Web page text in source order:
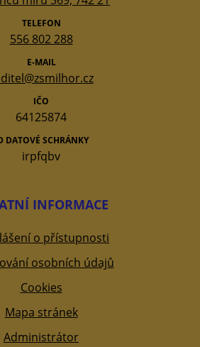
TELEFON
556 802 288
E-MAIL
IČO
64125874
DATOVÉ SCHRÁNKY
irpfqbv
INFORMACE
o přístupnosti
osobních údajů
Cookies
Mapa stránek
Administrátor